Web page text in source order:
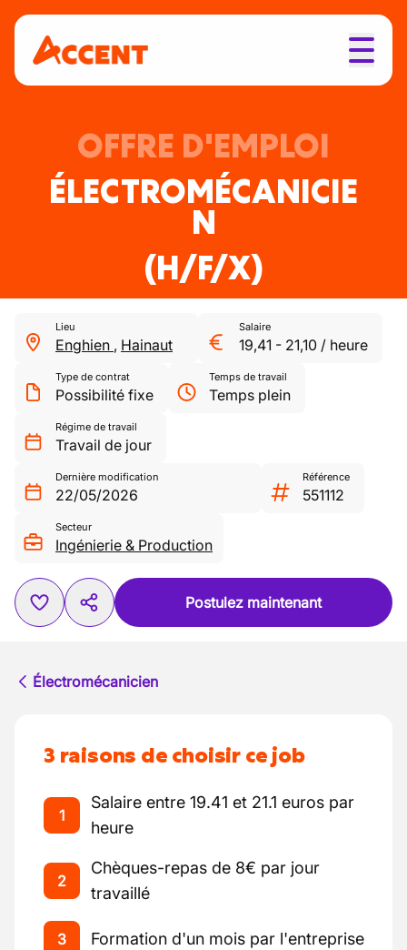
OFFRE D'EMPLOI
ÉLECTROMÉCANICIE
N
(H/F/X)
Lieu
Enghien , Hainaut
Salaire
19,41 - 21,10 / heure
Type de contrat
Possibilité fixe
Temps de travail
Temps plein
Régime de travail
Travail de jour
Dernière modification
22/05/2026
Référence
551112
Secteur
Ingénierie & Production
Postulez maintenant
Électromécanicien
3 raisons de choisir ce job
1
Salaire entre 19.41 et 21.1 euros par
heure
2
Chèques-repas de 8€ par jour
travaillé
3 Formation d'un mois par l'entreprise